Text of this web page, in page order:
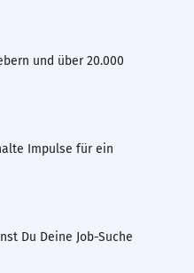
und über 20.000
Impulse für ein
Du Deine Job-Suche